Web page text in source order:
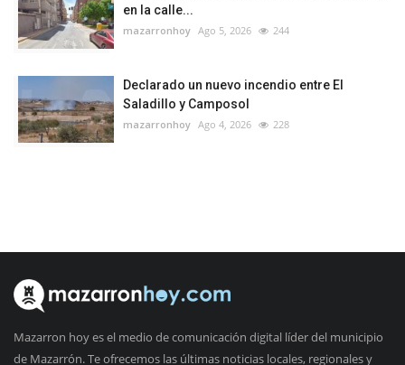
en la calle...
mazarronhoy Ago 5, 2026 244
Declarado un nuevo incendio entre El
Saladillo y Camposol
mazarronhoy Ago 4, 2026 228
Mazarron hoy es el medio de comunicación digital líder del municipio
de Mazarrón. Te ofrecemos las últimas noticias locales, regionales y